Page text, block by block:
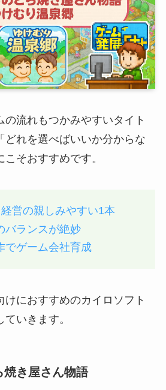
の流れもつかみやすいタイト
どれを選べばいいか分からな
そおすすめです。
経営の親しみやすい1本
バランスが絶妙
でゲーム会社育成
けにおすすめのカイロソフト
いきます。
焼き屋さん物語